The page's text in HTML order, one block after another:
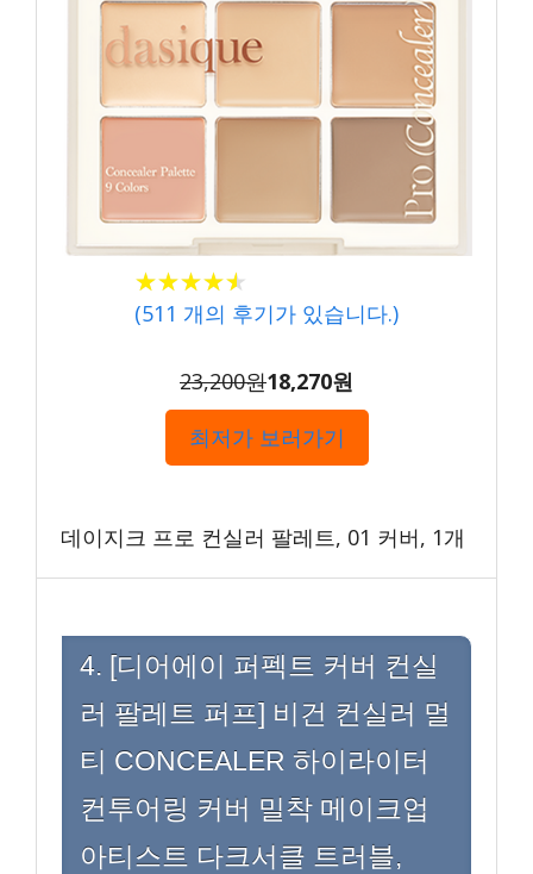
★★★★★
★★★★★
(511 개의 후기가 있습니다.)
23,200원18,270원
최저가 보러가기
데이지크 프로 컨실러 팔레트, 01 커버, 1개
4. [디어에이 퍼펙트 커버 컨실
러 팔레트 퍼프] 비건 컨실러 멀
티 CONCEALER 하이라이터
컨투어링 커버 밀착 메이크업
아티스트 다크서클 트러블,